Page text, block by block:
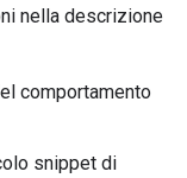
nella descrizione
comportamento
snippet di